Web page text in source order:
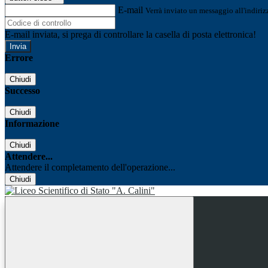
E-mail Verrà inviato un messaggio
E-mail inviata, si prega di controllare la casella di posta elettronica!
Errore
Chiudi
Successo
Chiudi
Informazione
Chiudi
Attendere...
Attendere il completamento dell'operazione...
Chiudi